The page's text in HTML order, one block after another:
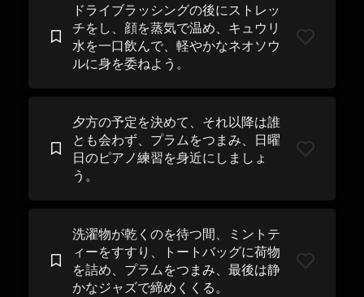
ドライブラッシングの後にストレッ
チをし、顔を蒸気で温め、キュウリ
水を一口飲んで、軽やかなネオソウ
ルに身を委ねよう。
夕方の予定を決めて、それ以降は誰
とも会わず、プラムをつまみ、日曜
日のピアノ練習を身近にしましょ
う。
洗濯物が乾くのを待つ間、ミントテ
ィーをすすり、トートバッグに荷物
を詰め、プラムをつまみ、最後は静
かなジャズで締めくくる。